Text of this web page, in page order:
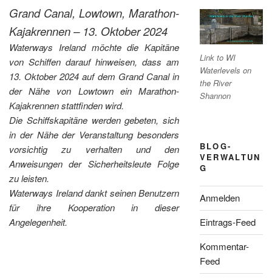
Grand Canal, Lowtown, Marathon-
Kajakrennen – 13. Oktober 2024
Waterways Ireland möchte die Kapitäne
von Schiffen darauf hinweisen, dass am
13. Oktober 2024 auf dem Grand Canal in
der Nähe von Lowtown ein Marathon-
Kajakrennen stattfinden wird.
Die Schiffskapitäne werden gebeten, sich
in der Nähe der Veranstaltung besonders
vorsichtig zu verhalten und den
Anweisungen der Sicherheitsleute Folge
zu leisten.
Waterways Ireland dankt seinen Benutzern
für ihre Kooperation in dieser
Angelegenheit.
Link to WI
Waterlevels on
the River
Shannon
BLOG-
VERWALTUN
G
Anmelden
Eintrags-Feed
Kommentar-
Feed